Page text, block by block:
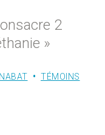
2
»
TÉMOINS